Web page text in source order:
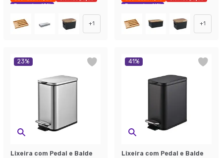
Economize 40%
+1
Economize 46%
+1
23%
Lixeira com Pedal e Balde
41%
Lixeira com Pedal e Balde